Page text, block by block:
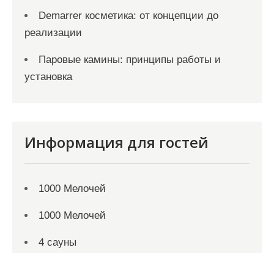
Demarrer косметика: от концепции до
реализации
Паровые камины: принципы работы и
установка
Информация для гостей
1000 Мелочей
1000 Мелочей
4 сауны